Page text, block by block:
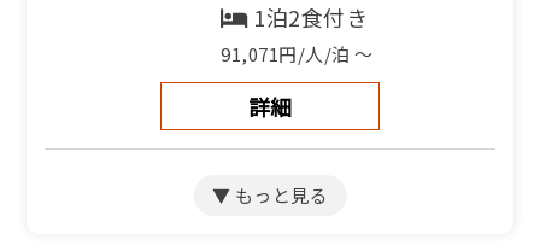
1泊2食付き
91,071円/人/泊 ～
詳細
設